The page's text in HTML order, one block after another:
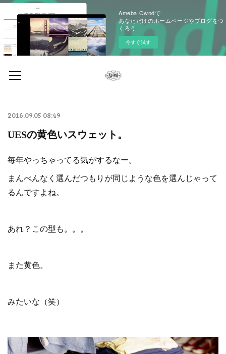
Ameba Owndで
あなただけのホームページやブログをつ
くろう
今すぐ試す
2016.09.05 08:49
UESの黄色いスウェット。
毎年やっちゃってる気がするなー。
まんべんなく選んだつもりが同じような色を選んじゃって
るんですよね。
あれ？この型も。。。
また黄色。
みたいな（笑）